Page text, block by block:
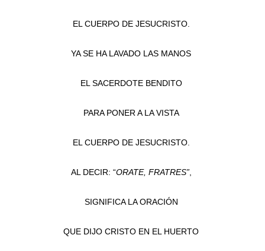
EL CUERPO DE JESUCRISTO.
YA SE HA LAVADO LAS MANOS
EL SACERDOTE BENDITO
PARA PONER A LA VISTA
EL CUERPO DE JESUCRISTO.
AL DECIR: “ORATE, FRATRES”,
SIGNIFICA LA ORACIÓN
QUE DIJO CRISTO EN EL HUERTO